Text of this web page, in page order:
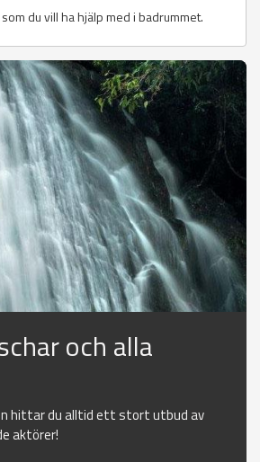
du vill ha hjälp med i badrummet.
och alla
hittar du alltid ett stort utbud av
aktörer!